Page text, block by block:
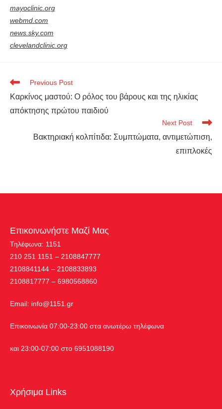
mayoclinic.org
webmd.com
news.sky.com
clevelandclinic.org
Previous Post
Καρκίνος μαστού: Ο ρόλος του βάρους και της ηλικίας
απόκτησης πρώτου παιδιού
Next Post
Βακτηριακή κολπίτιδα: Συμπτώματα, αντιμετώπιση,
επιπλοκές
Επικοινωνήστε Μαζί Μας
Τηλέφωνα: 1151
210 251 1151 – 2108847777
2108841144 – 2108833893
2108817777 – 6980568860
Εmail: info@1151.gr
Επικοινωνία 07:00-23:00 στα ανωτέρω τηλέφωνα
και 23:00-07:00 στο 6951088190
Χρήσιμα Links